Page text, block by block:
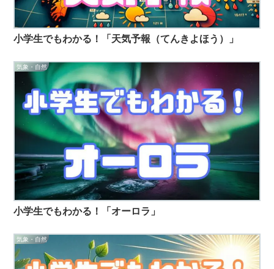
小学生でもわかる！「天気予報（てんきよほう）」
気象・自然
小学生でもわかる！「オーロラ」
気象・自然